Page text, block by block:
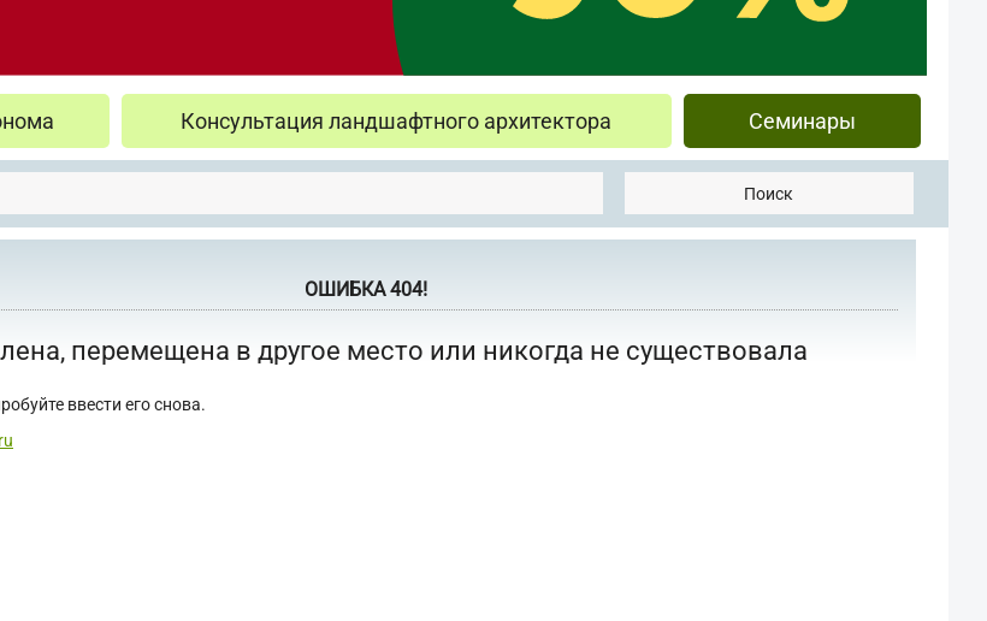
Консультация ландшафтного архитектора Семинары
Поиск
ОШИБКА 404!
перемещена в другое место или никогда не существовала
ввести его снова.